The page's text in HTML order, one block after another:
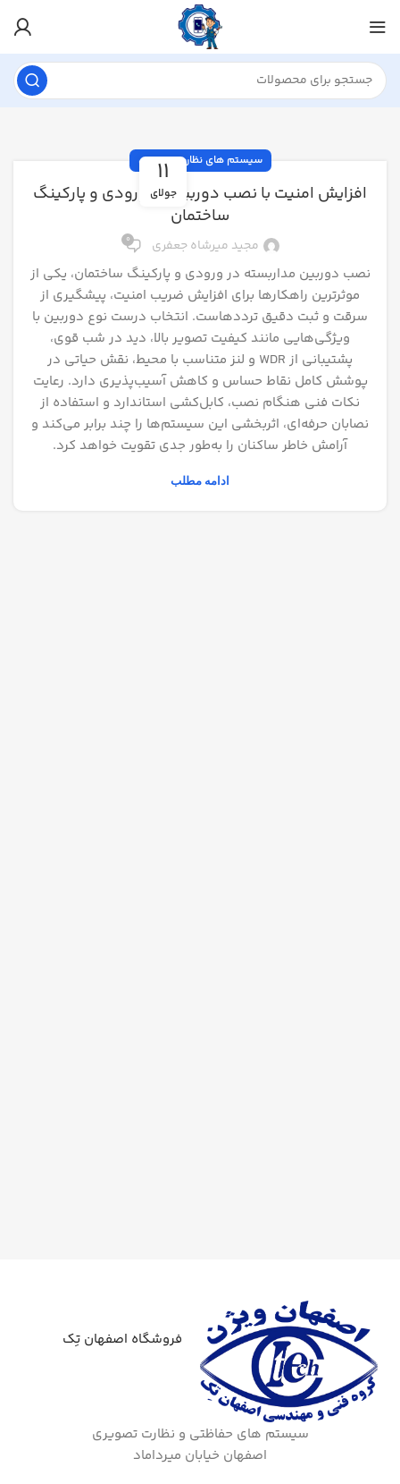
11
جولای
سیستم های نظارت تصویری
افزایش امنیت با نصب دوربین در ورودی و پارکینگ
ساختمان
مجید میرشاه جعفری 0
نصب دوربین مداربسته در ورودی و پارکینگ ساختمان، یکی از
موثرترین راهکارها برای افزایش ضریب امنیت، پیشگیری از
سرقت و ثبت دقیق ترددهاست. انتخاب درست نوع دوربین با
ویژگی‌هایی مانند کیفیت تصویر بالا، دید در شب قوی،
پشتیبانی از WDR و لنز متناسب با محیط، نقش حیاتی در
پوشش کامل نقاط حساس و کاهش آسیب‌پذیری دارد. رعایت
نکات فنی هنگام نصب، کابل‌کشی استاندارد و استفاده از
نصابان حرفه‌ای، اثربخشی این سیستم‌ها را چند برابر می‌کند و
آرامش خاطر ساکنان را به‌طور جدی تقویت خواهد کرد.
ادامه مطلب
فروشگاه اصفهان تِک
سیستم های حفاظتی و نظارت تصویری
اصفهان خیابان میرداماد